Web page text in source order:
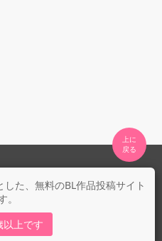
た、無料のBL作品投稿サイト
。
以上です
上に
fujossy運営ブログ